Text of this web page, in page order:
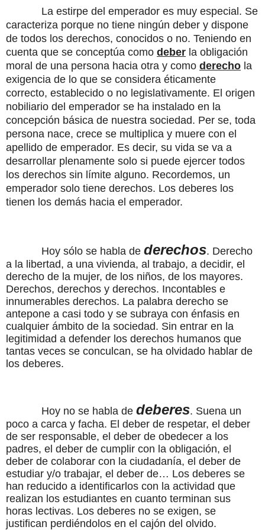
La estirpe del emperador es muy especial. Se
caracteriza porque no tiene ningún deber y dispone
de todos los derechos, conocidos o no. Teniendo en
cuenta que se conceptúa como deber la obligación
moral de una persona hacia otra y como derecho la
exigencia de lo que se considera éticamente
correcto, establecido o no legislativamente. El origen
nobiliario del emperador se ha instalado en la
concepción básica de nuestra sociedad. Per se, toda
persona nace, crece se multiplica y muere con el
apellido de emperador. Es decir, su vida se va a
desarrollar plenamente solo si puede ejercer todos
los derechos sin límite alguno. Recordemos, un
emperador solo tiene derechos. Los deberes los
tienen los demás hacia el emperador.
Hoy sólo se habla de derechos. Derecho
a la libertad, a una vivienda, al trabajo, a decidir, el
derecho de la mujer, de los niños, de los mayores.
Derechos, derechos y derechos. Incontables e
innumerables derechos. La palabra derecho se
antepone a casi todo y se subraya con énfasis en
cualquier ámbito de la sociedad. Sin entrar en la
legitimidad a defender los derechos humanos que
tantas veces se conculcan, se ha olvidado hablar de
los deberes.
Hoy no se habla de deberes. Suena un
poco a carca y facha. El deber de respetar, el deber
de ser responsable, el deber de obedecer a los
padres, el deber de cumplir con la obligación, el
deber de colaborar con la ciudadanía, el deber de
estudiar y/o trabajar, el deber de… Los deberes se
han reducido a identificarlos con la actividad que
realizan los estudiantes en cuanto terminan sus
horas lectivas. Los deberes no se exigen, se
justifican perdiéndolos en el cajón del olvido.